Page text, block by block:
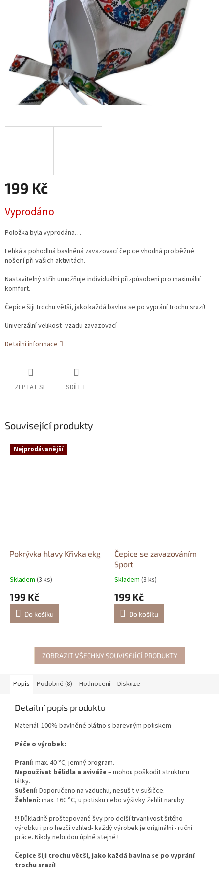
199 Kč
cena:
Vyprodáno
Položka byla vyprodána…
Lehká a pohodlná bavlněná zavazovací čepice vhodná pro běžné
nošení při vašich aktivitách.
Nastavitelný střih umožňuje individuální přizpůsobení pro maximální
komfort.
Čepice šiji trochu větší, jako každá bavlna se po vyprání trochu srazí!
Univerzální velikost- vzadu zavazovací
Detailní informace
ZEPTAT SE SDÍLET
Související produkty
Nejprodávanější
Pokrývka hlavy Křivka ekg
Skladem (3 ks)
199 Kč
Do košíku
Čepice se zavazováním
Sport
Skladem (3 ks)
199 Kč
Do košíku
ZOBRAZIT VŠECHNY SOUVISEJÍCÍ PRODUKTY
Popis Podobné (8) Hodnocení Diskuze
Detailní popis produktu
Materiál. 100% bavlněné plátno s barevným potiskem
Péče o výrobek:
Praní: max. 40 °C, jemný program.
Nepoužívat bělidla a aviváže – mohou poškodit strukturu
látky.
Sušení: Doporučeno na vzduchu, nesušit v sušičce.
Žehlení: max. 160 °C, u potisku nebo výšivky žehlit naruby
!!! Důkladně proštepované švy pro delší trvanlivost šitého
výrobku i pro hezčí vzhled- každý výrobek je originální - ruční
práce. Nikdy nebudou úplně stejné !
Čepice šiji trochu větší, jako každá bavlna se po vyprání
trochu srazí!